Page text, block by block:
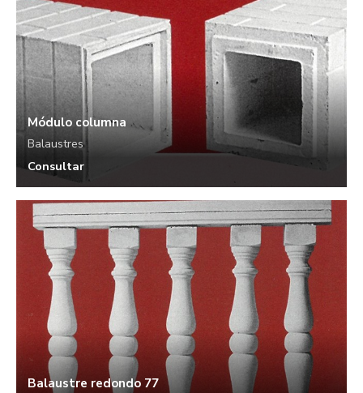
Módulo columna
Balaustres
Consultar
Balaustre redondo 77